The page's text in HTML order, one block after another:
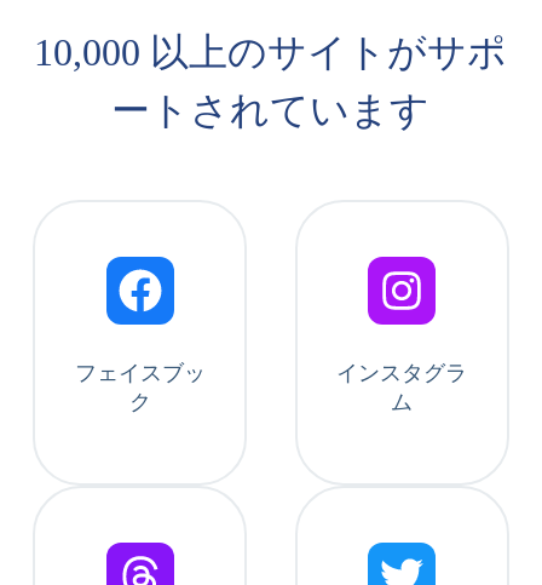
10,000 以上のサイトがサポ
ートされています
フェイスブッ
ク
インスタグラ
ム